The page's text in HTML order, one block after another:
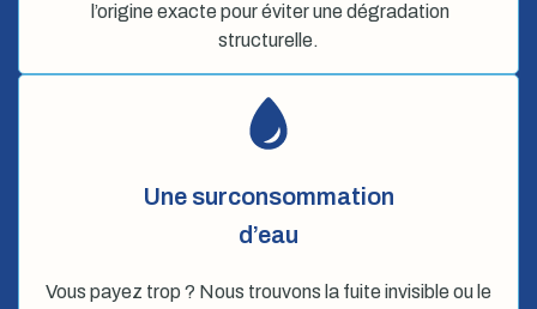
l’origine exacte pour éviter une dégradation
structurelle.
Une surconsommation
d’eau
Vous payez trop ? Nous trouvons la fuite invisible ou le